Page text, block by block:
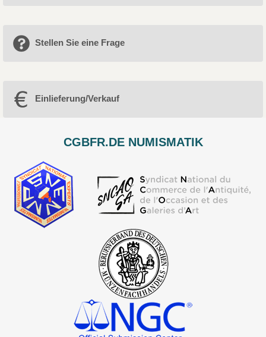
Stellen Sie eine Frage
Einlieferung/Verkauf
CGBFR.DE NUMISMATIK